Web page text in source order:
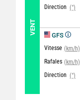
VENT
Direction (°)
GFS
Vitesse (km/h)
Rafales (km/h)
Direction (°)